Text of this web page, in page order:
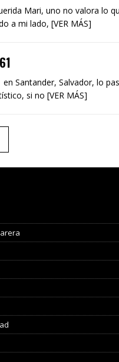
Mari, uno no valora lo
a mi lado, [VER MÁS]
en Santander, Salvador, lo
si no [VER MÁS]